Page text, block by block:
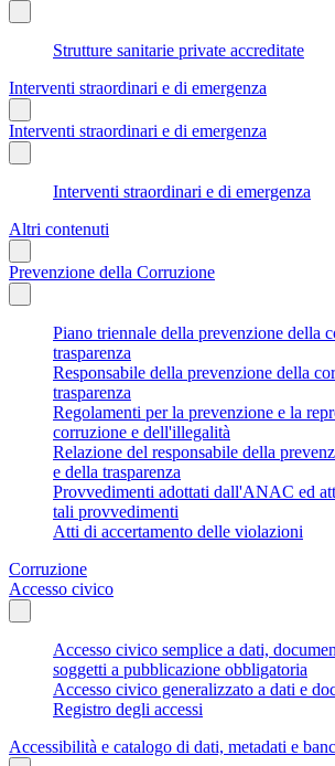
Strutture sanitarie private accreditate
Interventi straordinari e di emergenza
Interventi straordinari e di emergenza
Interventi straordinari e di emergenza
Altri contenuti
Prevenzione della Corruzione
Piano triennale della prevenzione della
trasparenza
Responsabile della prevenzione della
trasparenza
Regolamenti per la prevenzione e la
corruzione e dell'illegalità
Relazione del responsabile della
e della trasparenza
Provvedimenti adottati dall'ANAC ed
tali provvedimenti
Atti di accertamento delle violazioni
Corruzione
Accesso civico
Accesso civico semplice a dati,
soggetti a pubblicazione obbligatoria
Accesso civico generalizzato a dati e
Registro degli accessi
Accessibilità e catalogo di dati, metadati e